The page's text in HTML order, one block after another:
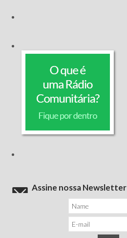
Assine nossa Newsletter